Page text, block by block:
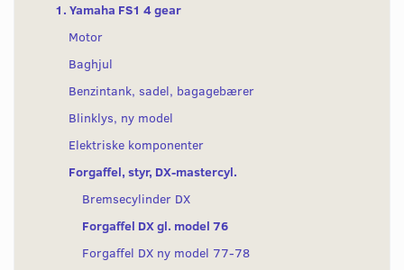
1. Yamaha FS1 4 gear
Motor
Baghjul
Benzintank, sadel, bagagebærer
Blinklys, ny model
Elektriske komponenter
Forgaffel, styr, DX-mastercyl.
Bremsecylinder DX
Forgaffel DX gl. model 76
Forgaffel DX ny model 77-78